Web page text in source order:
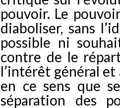
pouvoir. Le
diaboliser, sans
possible ni
contre de le
l’intérêt général et
en ce sens que
séparation des